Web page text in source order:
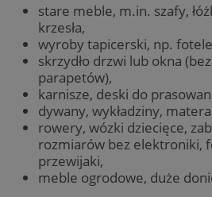
stare meble, m.in. szafy,
krzesła,
wyroby tapicerski, np.
skrzydło drzwi lub okna
parapetów),
karnisze, deski do
dywany, wykładziny,
rowery, wózki dziecięce,
rozmiarów bez elektroniki,
przewijaki,
meble ogrodowe, duże